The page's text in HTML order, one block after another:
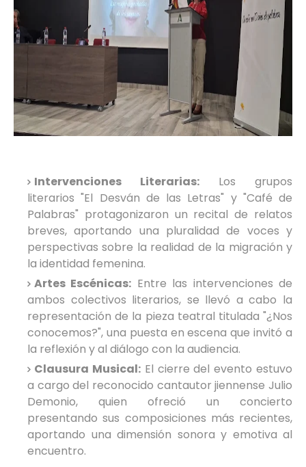
Intervenciones Literarias: Los grupos
literarios "El Desván de las Letras" y "Café de
Palabras" protagonizaron un recital de relatos
breves, aportando una pluralidad de voces y
perspectivas sobre la realidad de la migración y
la identidad femenina.
Artes Escénicas: Entre las intervenciones de
ambos colectivos literarios, se llevó a cabo la
representación de la pieza teatral titulada "¿Nos
conocemos?", una puesta en escena que invitó a
la reflexión y al diálogo con la audiencia.
Clausura Musical:El cierre del evento estuvo
a cargo del reconocido cantautor jiennense Julio
Demonio, quien ofreció un concierto
presentando sus composiciones más recientes,
aportando una dimensión sonora y emotiva al
encuentro.